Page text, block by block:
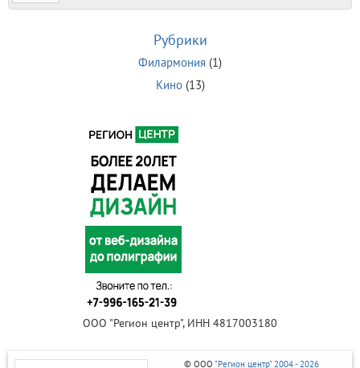
Рубрики
Филармония (1)
Кино(13)
ООО "Регион центр", ИНН 4817003180
© ООО "Регион центр" 2004 - 2026